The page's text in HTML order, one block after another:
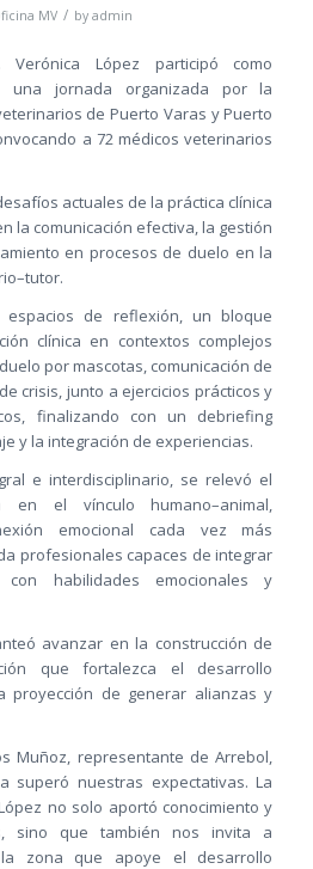
MV / by admin
Verónica López participó como
una jornada organizada por la
de Puerto Varas y Puerto
a 72 médicos veterinarios
actuales de la práctica clínica
la comunicación efectiva, la gestión
en procesos de duelo en la
espacios de reflexión, un bloque
clínica en contextos complejos
por mascotas, comunicación de
crisis, junto a ejercicios prácticos y
finalizando con un debriefing
y la integración de experiencias.
e interdisciplinario, se relevó el
en el vínculo humano–animal,
emocional cada vez más
profesionales capaces de integrar
con habilidades emocionales y
avanzar en la construcción de
que fortalezca el desarrollo
proyección de generar alianzas y
Muñoz, representante de Arrebol,
superó nuestras expectativas. La
no solo aportó conocimiento y
sino que también nos invita a
zona que apoye el desarrollo